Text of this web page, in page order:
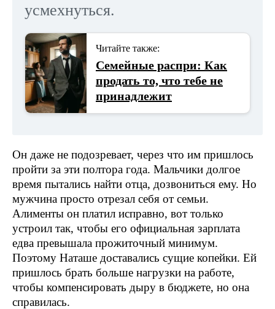
усмехнуться.
Читайте также:
Семейные распри: Как
продать то, что тебе не
принадлежит
Он даже не подозревает, через что им пришлось
пройти за эти полтора года. Мальчики долгое
время пытались найти отца, дозвониться ему. Но
мужчина просто отрезал себя от семьи.
Алименты он платил исправно, вот только
устроил так, чтобы его официальная зарплата
едва превышала прожиточный минимум.
Поэтому Наташе доставались сущие копейки. Ей
пришлось брать больше нагрузки на работе,
чтобы компенсировать дыру в бюджете, но она
справилась.